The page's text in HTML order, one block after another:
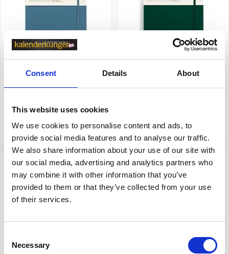
Consent Details About
This website uses cookies
We use cookies to personalise content and ads, to
provide social media features and to analyse our traffic.
We also share information about your use of our site with
our social media, advertising and analytics partners who
may combine it with other information that you’ve
provided to them or that they’ve collected from your use
of their services.
Selection
Necessary
Hard 219s Stone Blue ruled
Hard 219s Forest Green ruled